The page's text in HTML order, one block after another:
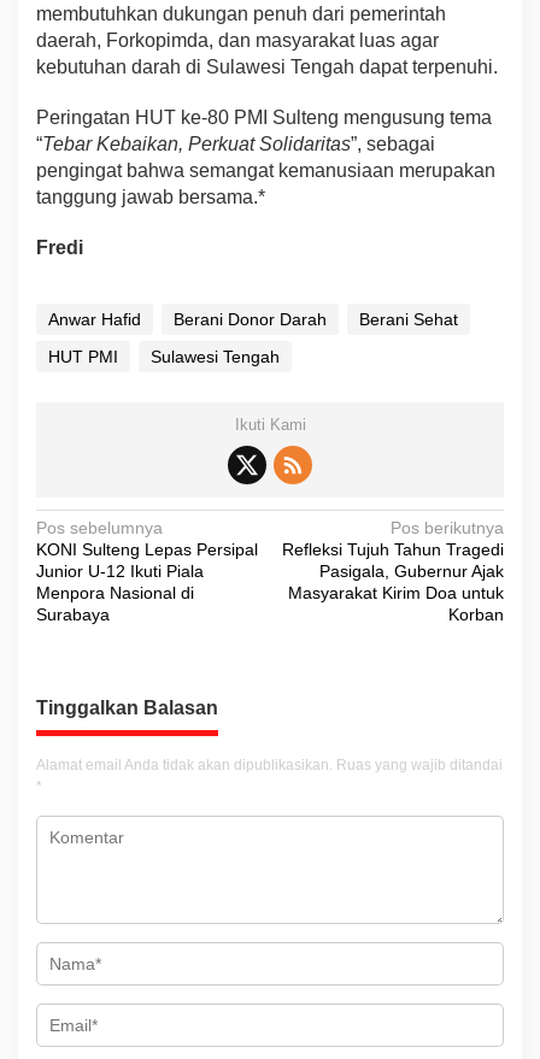
membutuhkan dukungan penuh dari pemerintah
daerah, Forkopimda, dan masyarakat luas agar
kebutuhan darah di Sulawesi Tengah dapat terpenuhi.
Peringatan HUT ke-80 PMI Sulteng mengusung tema
“Tebar Kebaikan, Perkuat Solidaritas”, sebagai
pengingat bahwa semangat kemanusiaan merupakan
tanggung jawab bersama.*
Fredi
Anwar Hafid Berani Donor Darah
Berani Sehat
HUT PMI
Sulawesi Tengah
Ikuti Kami
N
a
v
a
s
i
o
Pos sebelumnya
KONI Sulteng Lepas Persipal
Junior U-12 Ikuti Piala
Menpora Nasional di
Surabaya
Pos berikutnya
Refleksi Tujuh Tahun Tragedi
Pasigala, Gubernur Ajak
Masyarakat Kirim Doa untuk
Korban
Tinggalkan Balasan
Alamat email Anda tidak akan dipublikasikan. Ruas yang wajib ditandai
*